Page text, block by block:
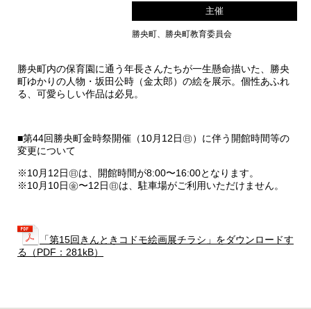
主催
勝央町、勝央町教育委員会
勝央町内の保育園に通う年長さんたちが一生懸命描いた、勝央
町ゆかりの人物・坂田公時（金太郎）の絵を展示。個性あふれ
る、可愛らしい作品は必見。
■第44回勝央町金時祭開催（10月12日㊐）に伴う開館時間等の
変更について
※10月12日㊐は、開館時間が8:00〜16:00となります。
※10月10日㊎〜12日㊐は、駐車場がご利用いただけません。
「第15回きんときコドモ絵画展チラシ」をダウンロードす
る（PDF：281kB）